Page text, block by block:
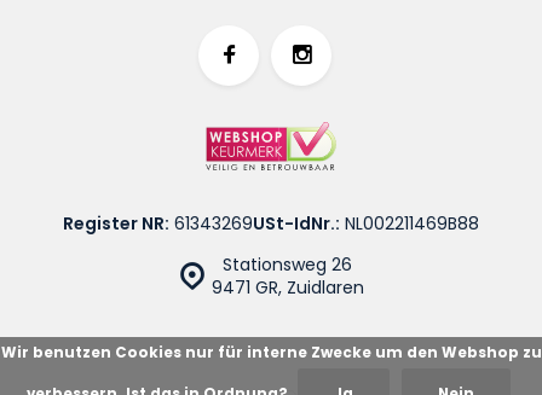
Stationsweg 26
9471 GR, Zuidlaren
Register NR: 61343269USt-IdNr.: NL002211469B88
Wir benutzen Cookies nur für interne Zwecke um den Webshop zu